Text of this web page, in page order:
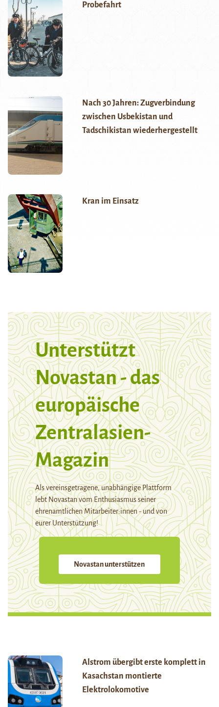
Probefahrt
Nach 30 Jahren: Zugverbindung
zwischen Usbekistan und
Tadschikistan wiederhergestellt
Kran im Einsatz
Unterstützt
Novastan - das
europäische
Zentralasien-
Magazin
Als vereinsgetragene, unabhängige Plattform
lebt Novastan vom Enthusiasmus seiner
ehrenamtlichen Mitarbeiter:innen - und von
eurer Unterstützung!
Novastan unterstützen
Alstrom übergibt erste komplett in
Kasachstan montierte
Elektrolokomotive